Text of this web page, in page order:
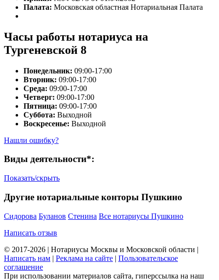
Палата: Московская областная Нотариальная Палата
Часы работы нотариуса на
Тургеневской 8
Понедельник: 09:00-17:00
Вторник: 09:00-17:00
Среда: 09:00-17:00
Четверг: 09:00-17:00
Пятница: 09:00-17:00
Суббота: Выходной
Воскресенье: Выходной
Нашли ошибку?
Виды деятельности*:
Показать/скрыть
Другие нотариальные конторы Пушкино
Сидорова Буланов Стенина Все нотариусы Пушкино
Написать отзыв
© 2017-2026 | Нотариусы Москвы и Московской области |
Написать нам | Реклама на сайте | Пользовательское
соглашение
При использовании материалов сайта, гиперссылка на наш